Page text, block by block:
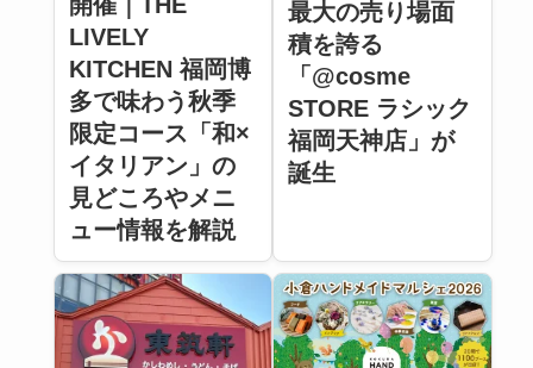
LIVELY
KITCHEN 福岡博
多で味わう秋季
限定コース「和×
イタリアン」の
見どころやメニ
ュー情報を解説
最大の売り場面
積を誇る
「@cosme
STORE ラシック
福岡天神店」が
誕生